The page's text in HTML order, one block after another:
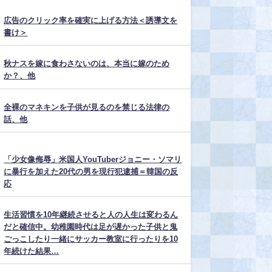
広告のクリック率を確実に上げる方法＜誘導文を
書け＞
秋ナスを嫁に食わさないのは、本当に嫁のため
か？、他
全裸のマネキンを子供が見るのを禁じる法律の
話、他
「少女像侮辱」米国人YouTuberジョニー・ソマリ
に暴行を加えた20代の男を現行犯逮捕＝韓国の反
応
生活習慣を10年継続させると人の人生は変わるん
だと確信中。幼稚園時代は足が遅かった子供と鬼
ごっこしたり一緒にサッカー教室に行ったりを10
年続けた結果…